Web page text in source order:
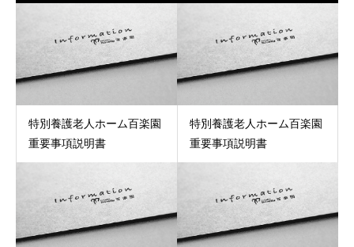
特別養護老人ホーム百楽園
重要事項説明書
特別養護老人ホーム百楽園
重要事項説明書